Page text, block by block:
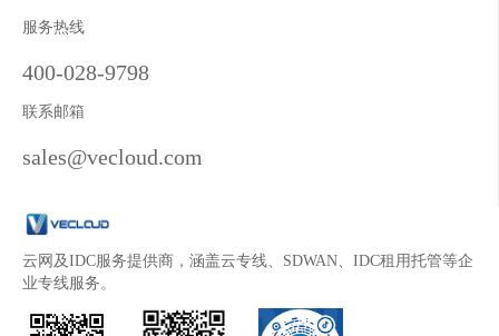
服务热线
400-028-9798
联系邮箱
sales@vecloud.com
云网及IDC服务提供商，涵盖云专线、SDWAN、IDC租用托管等企
业专线服务。